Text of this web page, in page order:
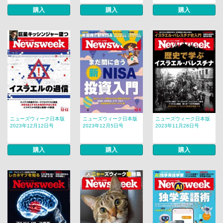
購入 購入 購入
ニューズウィーク日本版
2023年12月12日号
購入
ニューズウィーク日本版
2023年12月5日号
購入
ニューズウィーク日本版
2023年11月28日号
購入